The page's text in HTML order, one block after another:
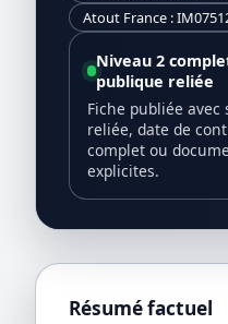
Atout France :
Niveau 2
publique reliée
Fiche publiée
reliée, date de
complet ou
explicites.
Résumé factuel